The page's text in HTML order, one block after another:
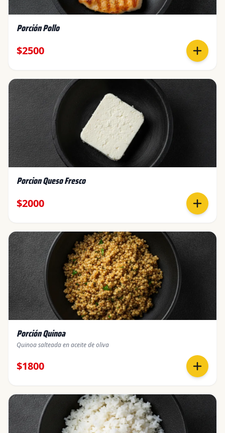
Porción Pollo
$2500
Porcion Queso Fresco
$2000
Porción Quinoa
Quinoa salteada en aceite de oliva
$1800